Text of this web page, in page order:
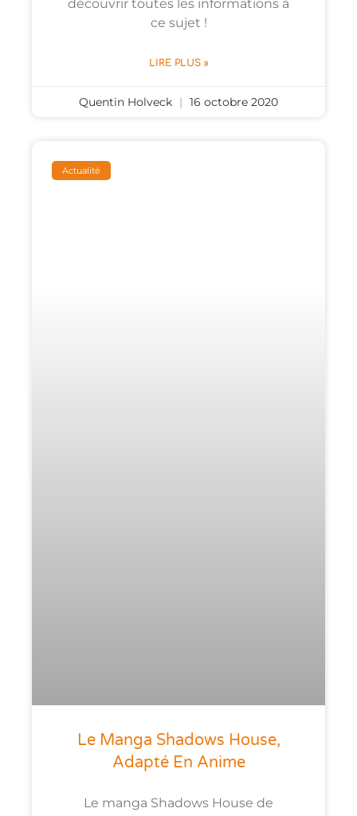
découvrir toutes les informations à
ce sujet !
LIRE PLUS »
Quentin Holveck 16 octobre 2020
Actualité
Le Manga Shadows House,
Adapté En Anime
Le manga Shadows House de